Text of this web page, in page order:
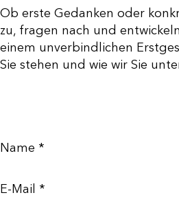
Ob erste Gedanken oder
zu, fragen nach und
einem unverbindlichen
Sie stehen und wie wir Sie
Name *
E-Mail *